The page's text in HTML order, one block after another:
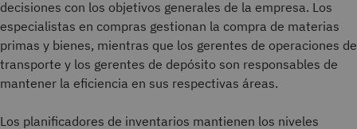
decisiones con los objetivos generales de la empresa. Los
especialistas en compras gestionan la compra de materias
primas y bienes, mientras que los gerentes de operaciones de
transporte y los gerentes de depósito son responsables de
mantener la eficiencia en sus respectivas áreas.
Los planificadores de inventarios mantienen los niveles